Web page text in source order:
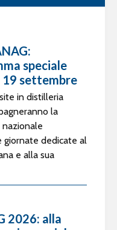
speciale
19 settembre
in distilleria
la
nazionale
giornate dedicate al
e alla sua
2026: alla